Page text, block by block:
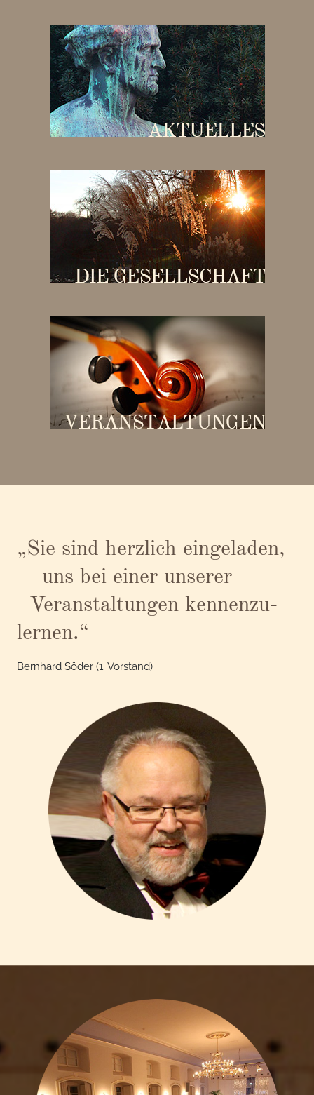
„Sie sind herzlich ein­geladen,
uns bei einer unserer
Ver­anstaltungen kennen­zu­
lernen.“
Bernhard Söder (1. Vorstand)